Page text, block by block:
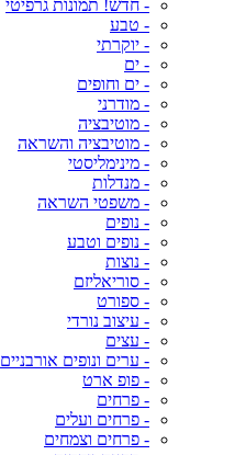
- חדש! תמונות גרפיטי
- טבע
- יוקרתי
- ים
- ים וחופים
- מודרני
- מוטיבציה
- מוטיבציה והשראה
- מינימליסטי
- מנדלות
- משפטי השראה
- נופים
- נופים וטבע
- נוצות
- סוריאליזם
- ספורט
- עיצוב נורדי
- עצים
- ערים ונופים אורבניים
- פופ ארט
- פרחים
- פרחים ועלים
- פרחים וצמחים